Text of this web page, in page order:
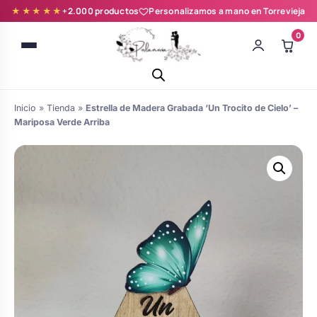
★★★★★+2.000 productos Personalizamos a mano en Torrevieja
0
Árboles de Huellas para Primera
Batas de comunión personalizadas
Inicio » Tienda » Estrella de Madera Grabada ‘Un Trocito de Cielo’ –
Mariposa Verde Arriba